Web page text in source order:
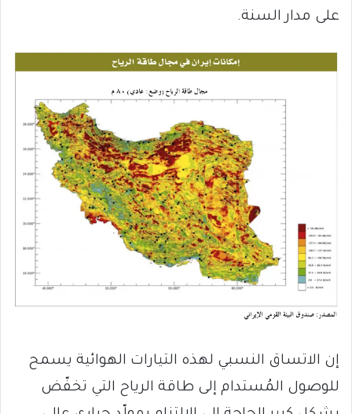
على مدار السنة.
إن الاتساق النسبي لهذه التيارات الهوائية يسمح
للوصول المُستدام إلى طاقة الرياح التي تخفّض